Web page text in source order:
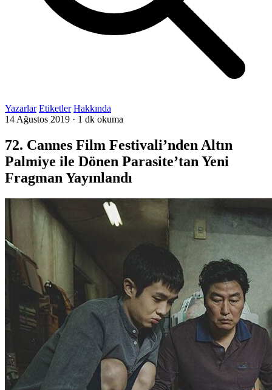
Yazarlar Etiketler Hakkında
14 Ağustos 2019 · 1 dk okuma
72. Cannes Film Festivali’nden Altın
Palmiye ile Dönen Parasite’tan Yeni
Fragman Yayınlandı